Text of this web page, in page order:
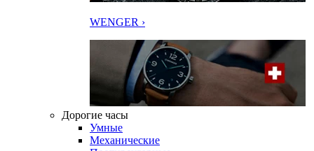
WENGER ›
Дорогие часы
Умные
Механические